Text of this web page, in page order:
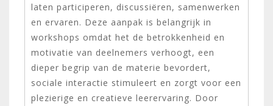
laten participeren, discussiëren, samenwerken
en ervaren. Deze aanpak is belangrijk in
workshops omdat het de betrokkenheid en
motivatie van deelnemers verhoogt, een
dieper begrip van de materie bevordert,
sociale interactie stimuleert en zorgt voor een
plezierige en creatieve leerervaring. Door